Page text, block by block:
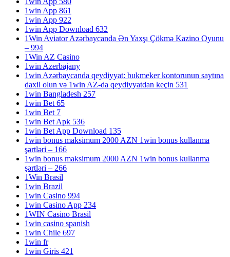
1win App 861
1win App 922
1win App Download 632
1Win Aviator Azərbaycanda Ən Yaxşı Çökmə Kazino Oyunu
– 994
1Win AZ Casino
1win Azerbajany
1win Azərbaycanda qeydiyyat: bukmeker kontorunun saytına
daxil olun və 1win AZ-da qeydiyyatdan keçin 531
1win Bangladesh 257
1win Bet 65
1win Bet 7
1win Bet Apk 536
1win Bet App Download 135
1win bonus maksimum 2000 AZN 1win bonus kullanma
şərtləri – 166
1win bonus maksimum 2000 AZN 1win bonus kullanma
şərtləri – 266
1Win Brasil
1win Brazil
1win Casino 994
1win Casino App 234
1WIN Casino Brasil
1win casino spanish
1win Chile 697
1win fr
1win Giris 421